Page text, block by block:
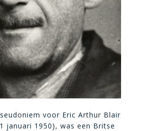
voor Eric Arthur Blair
januari 1950), was een Britse